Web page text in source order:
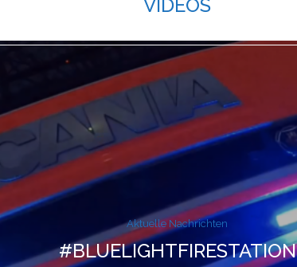
VIDEOS
Aktuelle Nachrichten
#BLUELIGHTFIRESTATION